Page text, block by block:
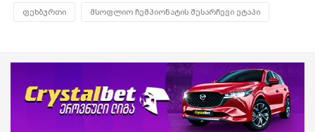
ფეხბურთი მსოფლიო ჩემპიონატის შესარჩევი ეტაპი